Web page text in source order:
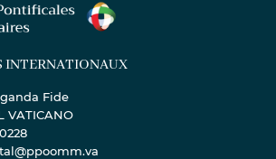
INTERNATIONAUX
Fide
VATICANO